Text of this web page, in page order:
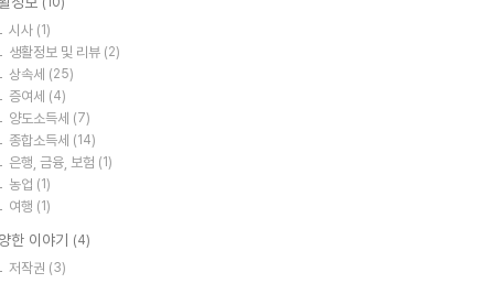
시사 (1)
생활정보 및 리뷰 (2)
상속세 (25)
증여세 (4)
양도소득세 (7)
종합소득세 (14)
은행, 금융, 보험 (1)
농업 (1)
여행 (1)
한 이야기 (4)
저작권 (3)